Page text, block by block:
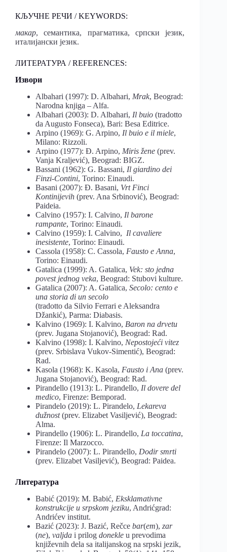
КЉУЧНЕ РЕЧИ / KEYWORDS:
макар, семантика, прагматика, српски језик,
италијански језик.
ЛИТЕРАТУРА / REFERENCES:
Извори
Albahari (1997): D. Albahari, Mrak, Beograd:
Narodna knjiga – Alfa.
Albahari (2003): D. Albahari, Il buio (tradotto
da Augusto Fonseca), Bari: Besa Editrice.
Arpino (1969): G. Arpino, Il buio e il miele,
Milano: Rizzoli.
Arpino (1977): Đ. Arpino, Miris žene (prev.
Vanja Kraljević), Beograd: BIGZ.
Bassani (1962): G. Bassani, Il giardino dei
Finzi-Contini, Torino: Einaudi.
Basani (2007): Đ. Basani, Vrt Finci
Kontinijevih (prev. Ana Srbinović), Beograd:
Paideia.
Calvino (1957): I. Calvino, Il barone
rampante, Torino: Einaudi.
Calvino (1959): I. Calvino, Il cavaliere
inesistente, Torino: Einaudi.
Cassola (1958): C. Cassola, Fausto e Anna,
Torino: Einaudi.
Gatalica (1999): A. Gatalica, Vek: sto jedna
povest jednog veka, Beograd: Stubovi kulture.
Gatalica (2007): A. Gatalica, Secolo: cento e
una storia di un secolo
(tradotto da Silvio Ferrari e Aleksandra
Džankić), Parma: Diabasis.
Kalvino (1969): I. Kalvino, Baron na drvetu
(prev. Jugana Stojanović), Beograd: Rad.
Kalvino (1998): I. Kalvino, Nepostojeći vitez
(prev. Srbislava Vukov-Simentić), Beograd:
Rad.
Kasola (1968): K. Kasola, Fausto i Ana (prev.
Jugana Stojanović), Beograd: Rad.
Pirandello (1913): L. Pirandello, Il dovere del
medico, Firenze: Bemporad.
Pirandelo (2019): L. Pirandelo, Lekareva
dužnost(prev. Elizabet Vasiljević), Beograd:
Alma.
Pirandello (1906): L. Pirandello, La toccatina,
Firenze: Il Marzocco.
Pirandelo (2007): L. Pirandello, Dodir smrti
(prev. Elizabet Vasiljević), Beograd: Paidea.
Литература
Babić (2019): M. Babić, Eksklamativne
konstrukcije u srpskom jeziku, Andrićgrad:
Andrićev institut.
Bazić (2023): Ј. Bazić, Rečce bar(em), zar
(ne), valjda i prilog donekle u prevodima
književnih dela sa italijanskog na srpski jezik,